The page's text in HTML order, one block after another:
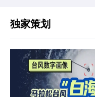
独家策划